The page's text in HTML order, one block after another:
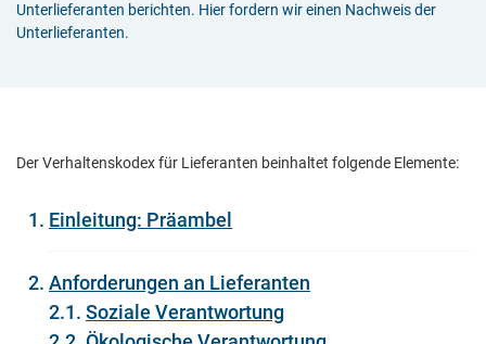
Unterlieferanten berichten. Hier fordern wir einen Nachweis der
Unterlieferanten.
Der Verhaltenskodex für Lieferanten beinhaltet folgende Elemente:
Einleitung: Präambel
Anforderungen an Lieferanten
2.1. Soziale Verantwortung